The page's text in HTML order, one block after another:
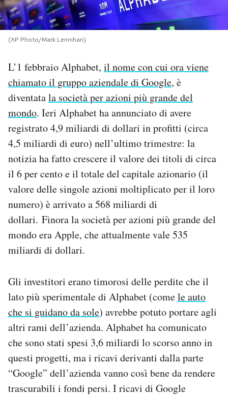
I MIEI PREFERITI
SHOP
AREA PERSONALE
Area Personale
Newsletter
Notifiche mobile
Regala il Post
Hai bisogno di aiuto?
(AP Photo/Mark Lennihan)
L’1 febbraio Alphabet, il nome con cui ora viene
chiamato il gruppo aziendale di Google, è
diventatala società per azioni più grande del
mondo. Ieri Alphabet ha annunciato di avere
registrato 4,9 miliardi di dollari in profitti (circa
4,5 miliardi di euro) nell’ultimo trimestre: la
notizia ha fatto crescere il valore dei titoli di circa
il 6 per cento e il totale del capitale azionario (il
valore delle singole azioni moltiplicato per il loro
numero) è arrivato a 568 miliardi di
dollari. Finora la società per azioni più grande del
mondo era Apple, che attualmente vale 535
miliardi di dollari.
Gli investitori erano timorosi delle perdite che il
lato più sperimentale di Alphabet (comele auto
che si guidano da sole) avrebbe potuto portare agli
altri rami dell’azienda. Alphabet ha comunicato
che sono stati spesi 3,6 miliardi lo scorso anno in
questi progetti, ma i ricavi derivanti dalla parte
“Google” dell’azienda vanno così bene da rendere
trascurabili i fondi persi. I ricavi di Google